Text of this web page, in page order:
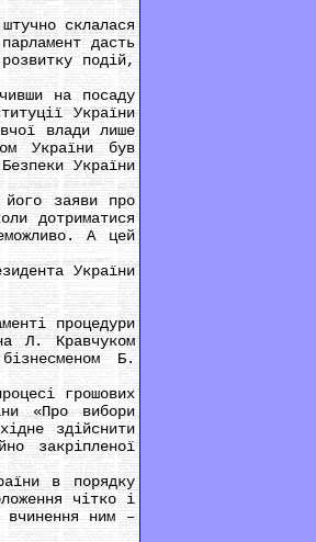
склалася
дасть
подій,
на посаду
України
влади лише
України був
України
заяви про
дотриматися
А цей
України
процедури
Л. Кравчуком
Б.
грошових
«Про вибори
здійснити
закріпленої
в порядку
чітко і
вчинення ним –